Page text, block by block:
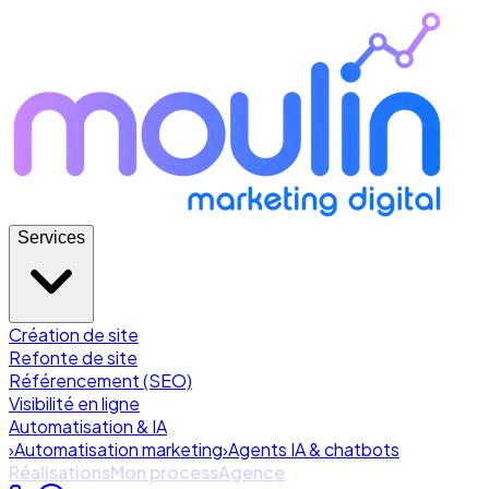
Services
Création de site
Refonte de site
Référencement (SEO)
Visibilité en ligne
Automatisation & IA
›Automatisation marketing›Agents IA & chatbots
RéalisationsMon processAgence